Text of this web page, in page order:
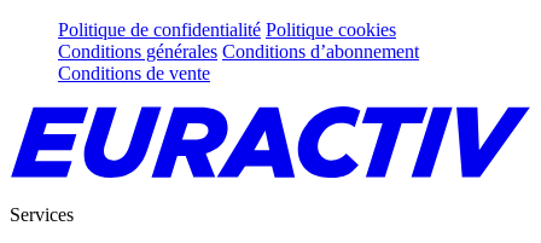
Politique de confidentialité Politique cookies
Conditions générales Conditions d’abonnement
Conditions de vente
Services